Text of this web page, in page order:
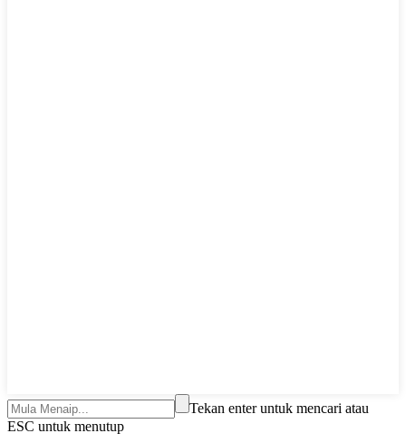
Tekan enter untuk mencari atau
ESC untuk menutup